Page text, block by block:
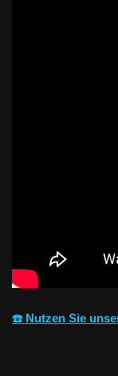
☎️ Nutzen Sie